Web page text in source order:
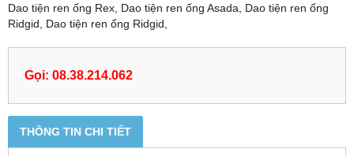
Dao tiện ren ống Rex, Dao tiện ren ống Asada, Dao tiện ren ống
Ridgid, Dao tiện ren ống Ridgid,
Gọi: 08.38.214.062
THÔNG TIN CHI TIẾT